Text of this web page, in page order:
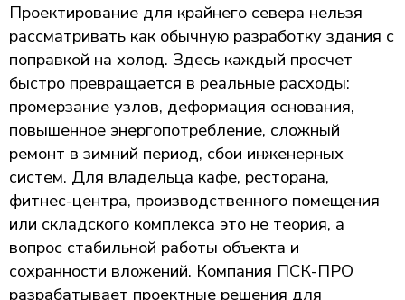
Проектирование для крайнего севера нельзя
рассматривать как обычную разработку здания с
поправкой на холод. Здесь каждый просчет
быстро превращается в реальные расходы:
промерзание узлов, деформация основания,
повышенное энергопотребление, сложный
ремонт в зимний период, сбои инженерных
систем. Для владельца кафе, ресторана,
фитнес-центра, производственного помещения
или складского комплекса это не теория, а
вопрос стабильной работы объекта и
сохранности вложений. Компания ПСК-ПРО
разрабатывает проектные решения для